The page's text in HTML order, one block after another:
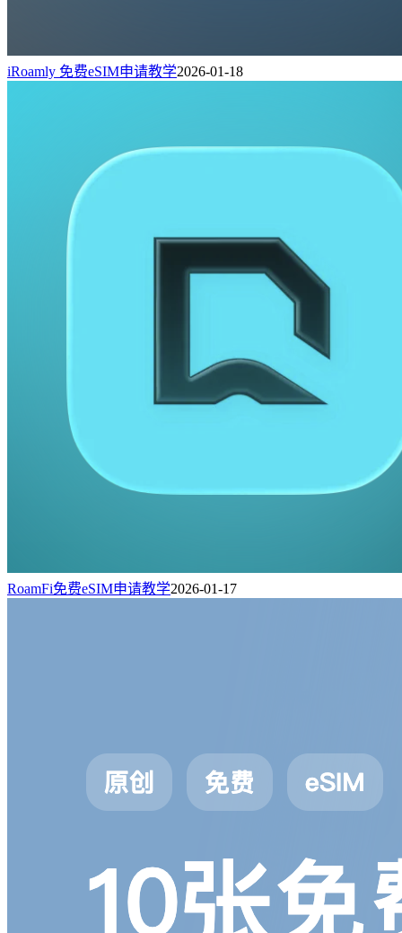
iRoamly 免费eSIM申请教学2026-01-18
RoamFi免费eSIM申请教学2026-01-17